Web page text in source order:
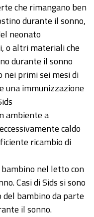
che rimangano ben
durante il sonno,
neonato
o altri materiali che
durante il sonno
primi sei mesi di
una immunizzazione
ambiente a
caldo
ricambio di
nel letto con
Casi di Sids si sono
bambino da parte
il sonno.